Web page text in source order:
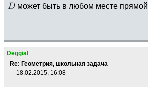
может быть в любом месте прямой
Deggial
Re: Геометрия, школьная задача
18.02.2015, 16:08